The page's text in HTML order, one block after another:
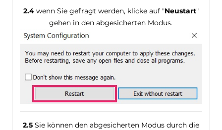
2.4wenn Sie gefragt werden, klicke auf "Neustart"
gehen in den abgesicherten Modus.
2.5Sie können den abgesicherten Modus durch die